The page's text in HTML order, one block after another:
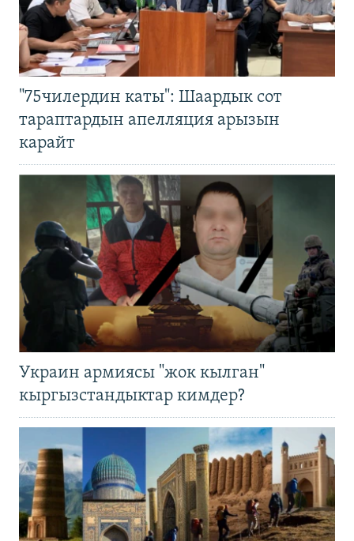
"75чилердин каты": Шаардык сот
тараптардын апелляция арызын
карайт
Украин армиясы "жок кылган"
кыргызстандыктар кимдер?